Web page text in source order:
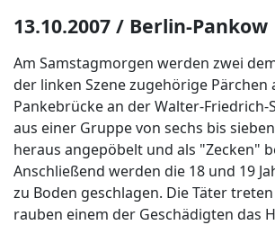
13.10.2007 / Berlin-Pankow
Am Samstagmorgen werden zwei
der linken Szene zugehörige Pärchen
Pankebrücke an der Walter-Friedrich-
aus einer Gruppe von sechs bis
heraus angepöbelt und als "Zecken"
Anschließend werden die 18 und 19
zu Boden geschlagen. Die Täter
rauben einem der Geschädigten das